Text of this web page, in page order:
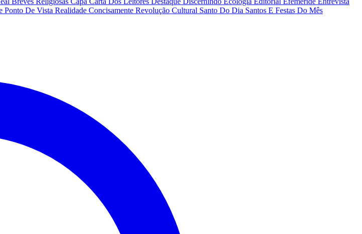
Ponto De Vista Realidade Concisamente Revolução Cultural Santo Do Dia Santos E Festas Do Mês